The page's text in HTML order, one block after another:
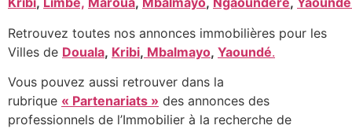
Retrouvez toutes nos annonces immobilières pour les
Villes de Douala, Kribi, Mbalmayo, Yaoundé.
Vous pouvez aussi retrouver dans la
rubrique « Partenariats » des annonces des
professionnels de l’Immobilier à la recherche de